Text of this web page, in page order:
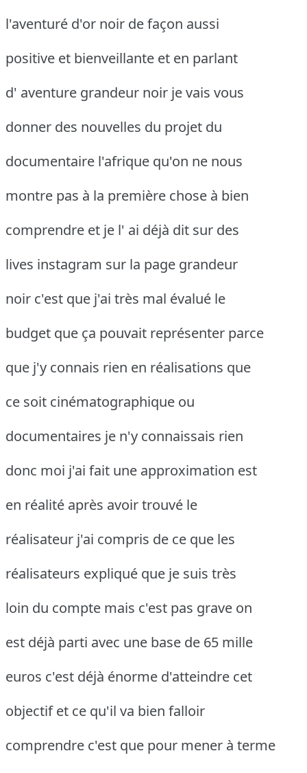
l'aventuré d'or noir de façon aussi
positive et bienveillante et en parlant
d' aventure grandeur noir je vais vous
donner des nouvelles du projet du
documentaire l'afrique qu'on ne nous
montre pas à la première chose à bien
comprendre et je l' ai déjà dit sur des
lives instagram sur la page grandeur
noir c'est que j'ai très mal évalué le
budget que ça pouvait représenter parce
que j'y connais rien en réalisations que
ce soit cinématographique ou
documentaires je n'y connaissais rien
donc moi j'ai fait une approximation est
en réalité après avoir trouvé le
réalisateur j'ai compris de ce que les
réalisateurs expliqué que je suis très
loin du compte mais c'est pas grave on
est déjà parti avec une base de 65 mille
euros c'est déjà énorme d'atteindre cet
objectif et ce qu'il va bien falloir
comprendre c'est que pour mener à terme